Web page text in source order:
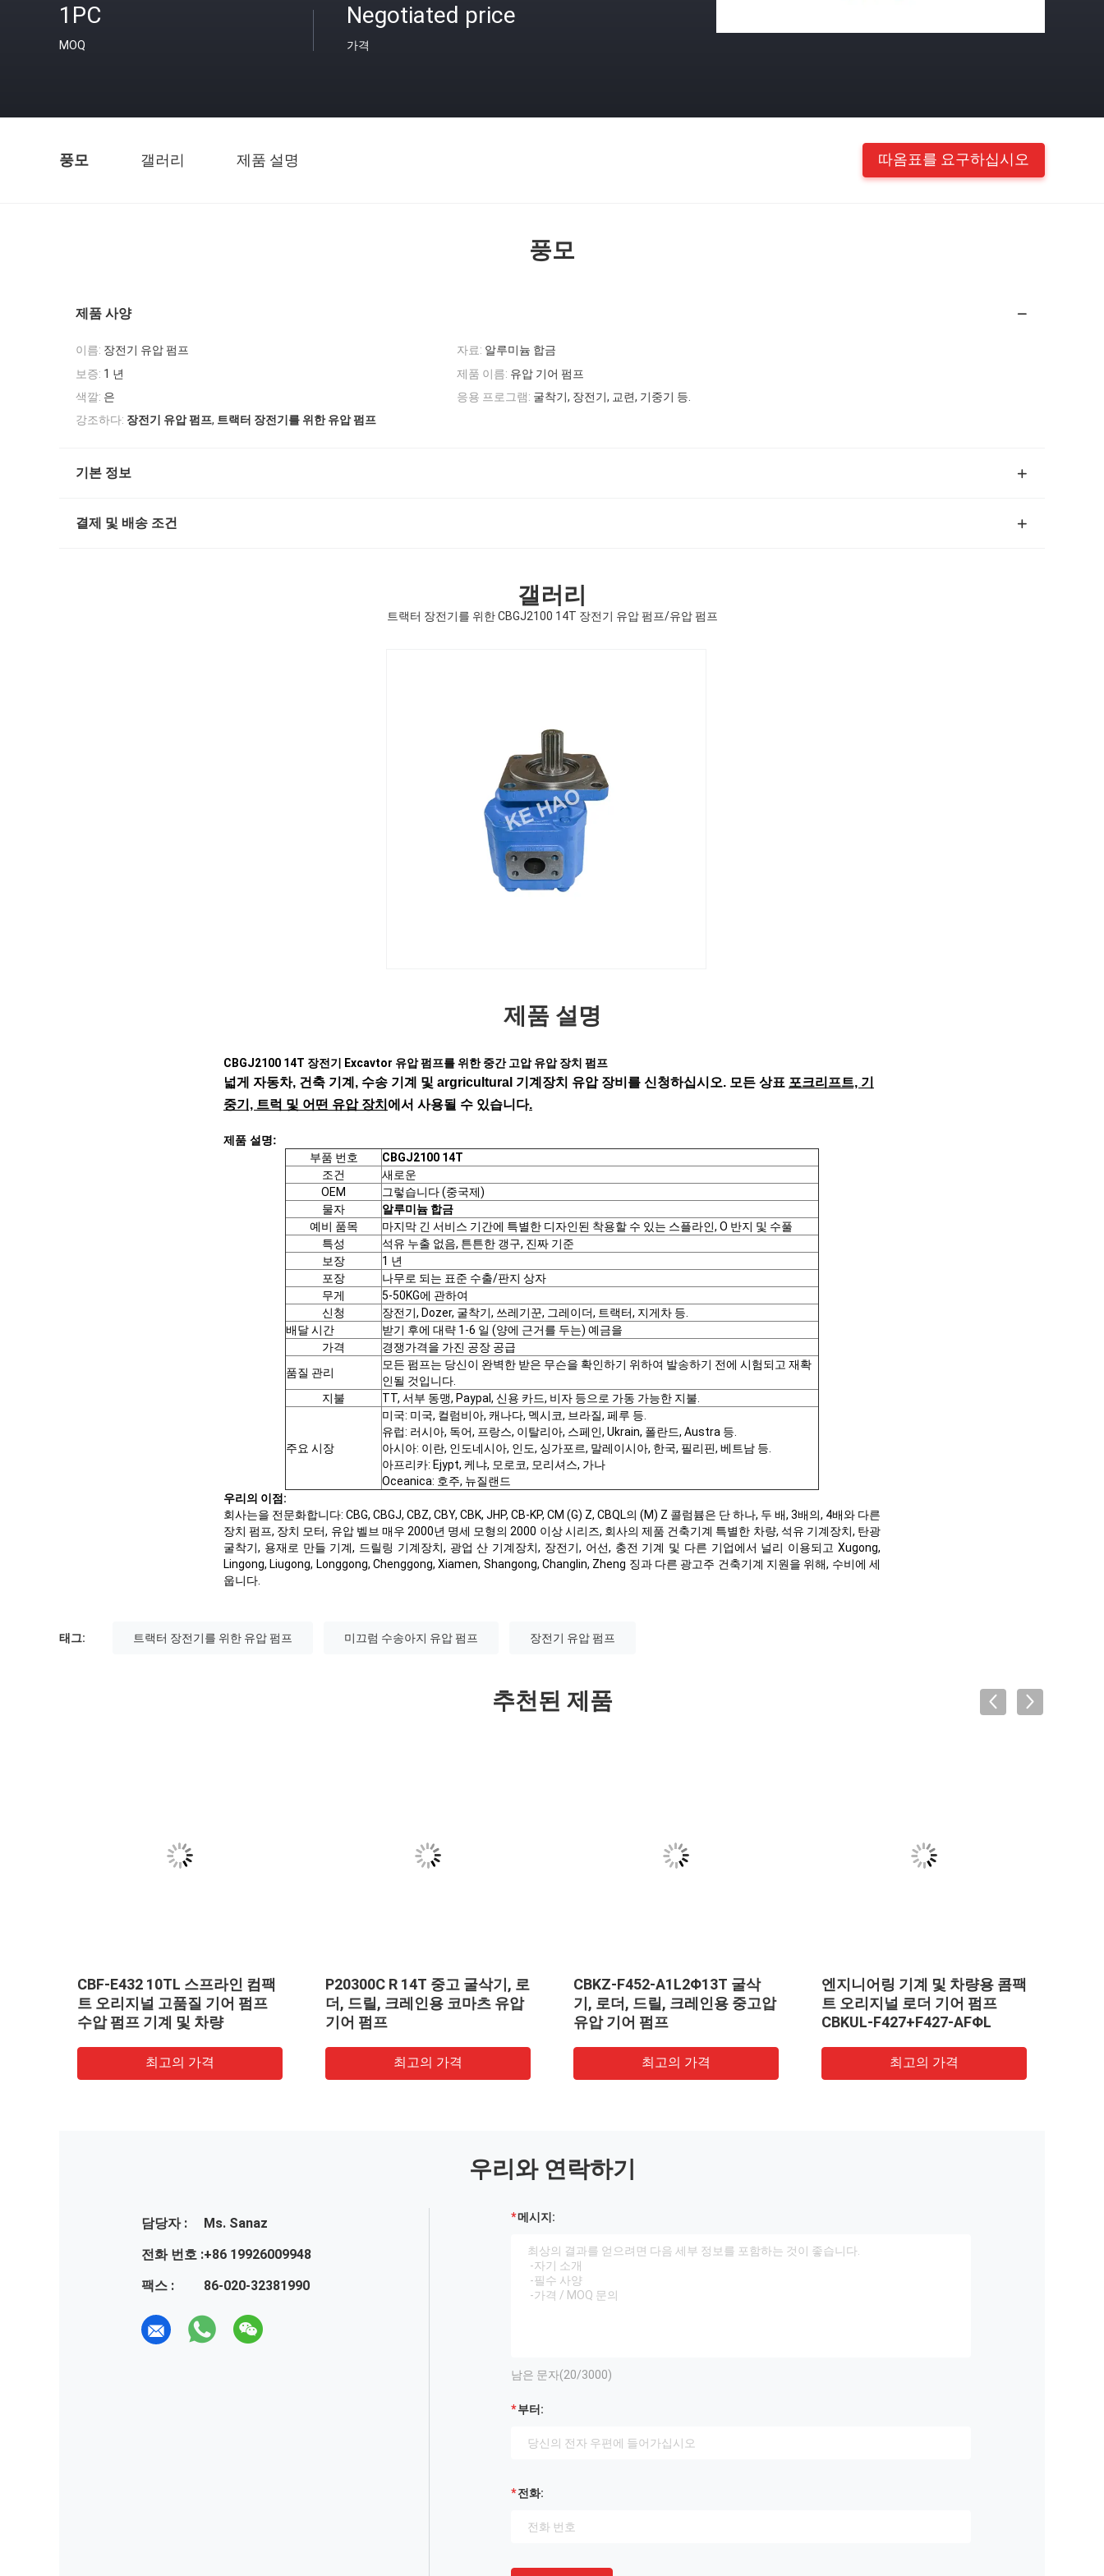
1PC
MOQ
Negotiated price
가격
풍모 갤러리 제품 설명 따옴표를 요구하십시오
풍모
제품 사양
이름: 장전기 유압 펌프 자료: 알루미늄 합금
보증: 1 년 제품 이름: 유압 기어 펌프
색깔: 은 응용 프로그램: 굴착기, 장전기, 교련, 기중기 등.
강조하다: 장전기 유압 펌프, 트랙터 장전기를 위한 유압 펌프
기본 정보
결제 및 배송 조건
갤러리
트랙터 장전기를 위한 CBGJ2100 14T 장전기 유압 펌프/유압 펌프
제품 설명
CBGJ2100 14T 장전기 Excavtor 유압 펌프를 위한 중간 고압 유압 장치 펌프
넓게 자동차, 건축 기계, 수송 기계 및 argricultural 기계장치 유압 장비를 신청하십시오. 모든 상표 포크리프트, 기
중기, 트럭 및 어떤 유압 장치 에서 사용될 수 있습니다.
제품 설명:
부품 번호
CBGJ2100 14T
조건
새로운
OEM
그렇습니다 (중국제)
물자
알루미늄 합금
예비 품목
마지막 긴 서비스 기간에 특별한 디자인된 착용할 수 있는 스플라인, O 반지 및 수풀
특성
석유 누출 없음, 튼튼한 갱구, 진짜 기준
보장
1 년
포장
나무로 되는 표준 수출/판지 상자
무게
5-50KG에 관하여
신청
장전기, Dozer, 굴착기, 쓰레기꾼, 그레이더, 트랙터, 지게차 등.
배달 시간
받기 후에 대략 1-6 일 (양에 근거를 두는) 예금을
가격
경쟁가격을 가진 공장 공급
품질 관리
모든 펌프는 당신이 완벽한 받은 무슨을 확인하기 위하여 발송하기 전에 시험되고 재확
인될 것입니다.
지불
TT, 서부 동맹, Paypal, 신용 카드, 비자 등으로 가동 가능한 지불.
주요 시장
미국: 미국, 컬럼비아, 캐나다, 멕시코, 브라질, 페루 등.
유럽: 러시아, 독어, 프랑스, 이탈리아, 스페인, Ukrain, 폴란드, Austra 등.
아시아: 이란, 인도네시아, 인도, 싱가포르, 말레이시아, 한국, 필리핀, 베트남 등.
아프리카: Ejypt, 케냐, 모로코, 모리셔스, 가나
Oceanica: 호주, 뉴질랜드
우리의 이점:
회사는을 전문화합니다: CBG, CBGJ, CBZ, CBY, CBK, JHP, CB-KP, CM (G) Z, CBQL의 (M) Z 콜럼븀은 단 하나, 두 배, 3배의, 4배와 다른
장치 펌프, 장치 모터, 유압 벨브 매우 2000년 명세 모형의 2000 이상 시리즈, 회사의 제품 건축기계 특별한 차량, 석유 기계장치, 탄광
굴착기, 용재로 만들 기계, 드릴링 기계장치, 광업 산 기계장치, 장전기, 어선, 충전 기계 및 다른 기업에서 널리 이용되고 Xugong,
Lingong, Liugong, Longgong, Chenggong, Xiamen, Shangong, Changlin, Zheng 징과 다른 광고주 건축기계 지원을 위해, 수비에 세
웁니다.
태그: 트랙터 장전기를 위한 유압 펌프 미끄럼 수송아지 유압 펌프 장전기 유압 펌프
추천된 제품
CBF-E432 10TL 스프라인 컴팩
트 오리지널 고품질 기어 펌프
수압 펌프 기계 및 차량
최고의 가격
P20300C R 14T 중고 굴삭기, 로
더, 드릴, 크레인용 코마츠 유압
기어 펌프
최고의 가격
CBKZ-F452-A1L2Φ13T 굴삭
기, 로더, 드릴, 크레인용 중고압
유압 기어 펌프
최고의 가격
엔지니어링 기계 및 차량용 콤팩
트 오리지널 로더 기어 펌프
CBKUL-F427+F427-AFΦL
최고의 가격
우리와 연락하기
담당자 :
Ms. Sanaz
전화 번호 :+86 19926009948
팩스 :
86-020-32381990
메시지:
남은 문자(20/3000)
부터:
전화: